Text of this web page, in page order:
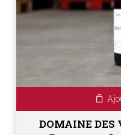
DOMAINE DES